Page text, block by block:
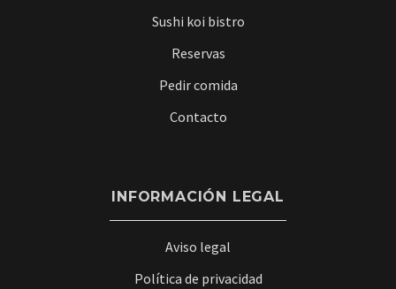
Sushi koi bistro
Reservas
Pedir comida
Contacto
INFORMACIÓN LEGAL
Aviso legal
Política de privacidad